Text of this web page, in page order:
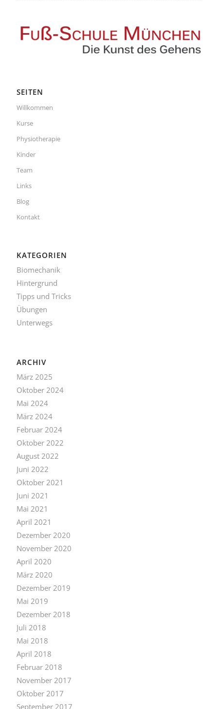
SEITEN
Willkommen
Kurse
Physiotherapie
Kinder
Team
Links
Blog
Kontakt
KATEGORIEN
Biomechanik
Hintergrund
Tipps und Tricks
Übungen
Unterwegs
ARCHIV
März 2025
Oktober 2024
Mai 2024
März 2024
Februar 2024
Oktober 2022
August 2022
Juni 2022
Oktober 2021
Juni 2021
Mai 2021
April 2021
Dezember 2020
November 2020
April 2020
März 2020
Dezember 2019
Mai 2019
Dezember 2018
Juli 2018
Mai 2018
April 2018
Februar 2018
November 2017
Oktober 2017
September 2017